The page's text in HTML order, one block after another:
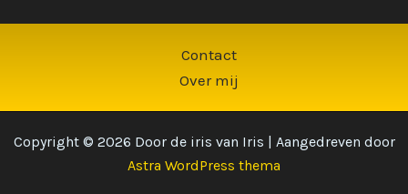
Contact
Over mij
Copyright © 2026 Door de iris van Iris | Aangedreven door
Astra WordPress thema